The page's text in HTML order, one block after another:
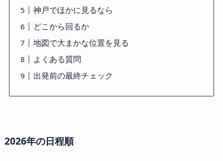
神戸でほかに見るなら
どこから回るか
地図で大まかな位置を見る
よくある質問
出発前の最終チェック
2026年の日程順